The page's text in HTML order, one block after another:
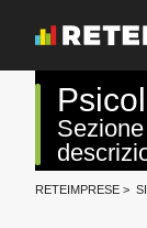
RETEIMPRESE >